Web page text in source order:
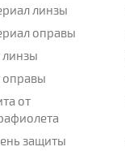
линзы
оправы
линзы
оправы
от
защиты